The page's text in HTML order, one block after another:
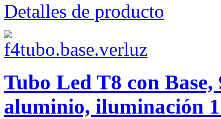
Detalles de producto
Tubo Led T8 con
aluminio, iluminación